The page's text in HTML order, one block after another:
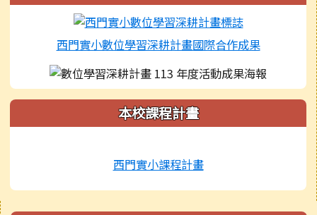
西門實小數位學習深耕計畫國際合作成果
本校課程計畫
西門實小課程計畫